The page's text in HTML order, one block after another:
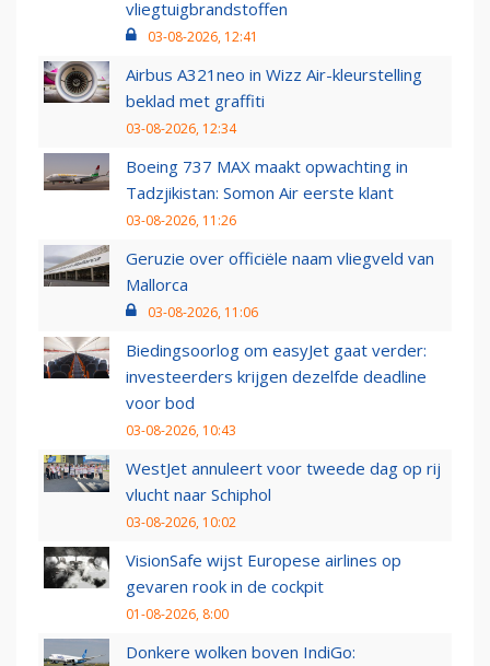
vliegtuigbrandstoffen
03-08-2026, 12:41
Airbus A321neo in Wizz Air-kleurstelling
beklad met graffiti
03-08-2026, 12:34
Boeing 737 MAX maakt opwachting in
Tadzjikistan: Somon Air eerste klant
03-08-2026, 11:26
Geruzie over officiële naam vliegveld van
Mallorca
03-08-2026, 11:06
Biedingsoorlog om easyJet gaat verder:
investeerders krijgen dezelfde deadline
voor bod
03-08-2026, 10:43
WestJet annuleert voor tweede dag op rij
vlucht naar Schiphol
03-08-2026, 10:02
VisionSafe wijst Europese airlines op
gevaren rook in de cockpit
01-08-2026, 8:00
Donkere wolken boven IndiGo: